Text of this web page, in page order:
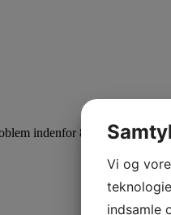
indenfor 8 timer
Vi og
indsamle